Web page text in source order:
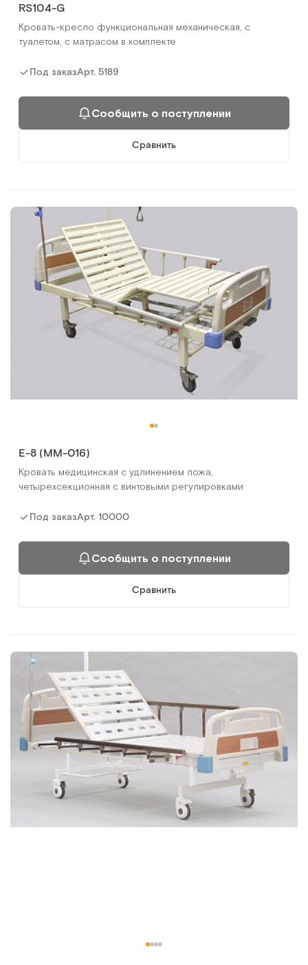
RS104-G
Кровать-кресло функциональная механическая, с
туалетом, с матрасом в комплекте
Под заказАрт. 5189
Сообщить о поступлении
Сравнить
E-8 (ММ-016)
Кровать медицинская с удлинением ложа,
четырехсекционная с винтовыми регулировками
Под заказАрт. 10000
Сообщить о поступлении
Сравнить